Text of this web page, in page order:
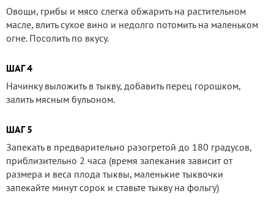
Овощи, грибы и мясо слегка обжарить на растительном
масле, влить сухое вино и недолго потомить на маленьком
огне. Посолить по вкусу.
ШАГ 4
Начинку выложить в тыкву, добавить перец горошком,
залить мясным бульоном.
ШАГ 5
Запекать в предварительно разогретой до 180 градусов,
приблизительно 2 часа (время запекания зависит от
размера и веса плода тыквы, маленькие тыквочки
запекайте минут сорок и ставьте тыкву на фольгу)